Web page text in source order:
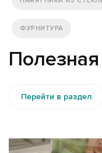
ФУРНИТУРА
Перейти в раздел